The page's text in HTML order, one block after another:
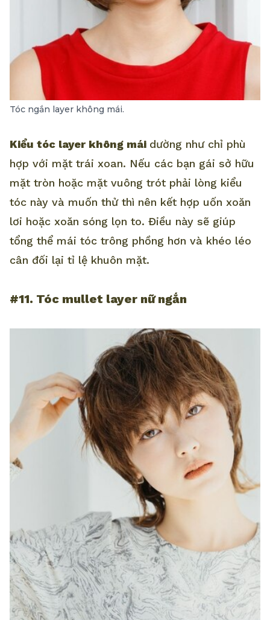
Tóc ngắn layer không mái.
Kiểu tóc layer không mái dường như chỉ phù
hợp với mặt trái xoan. Nếu các bạn gái sở hữu
mặt tròn hoặc mặt vuông trót phải lòng kiểu
tóc này và muốn thử thì nên kết hợp uốn xoăn
lơi hoặc xoăn sóng lọn to. Điều này sẽ giúp
tổng thể mái tóc trông phồng hơn và khéo léo
cân đối lại tỉ lệ khuôn mặt.
#11. Tóc mullet layer nữ ngắn